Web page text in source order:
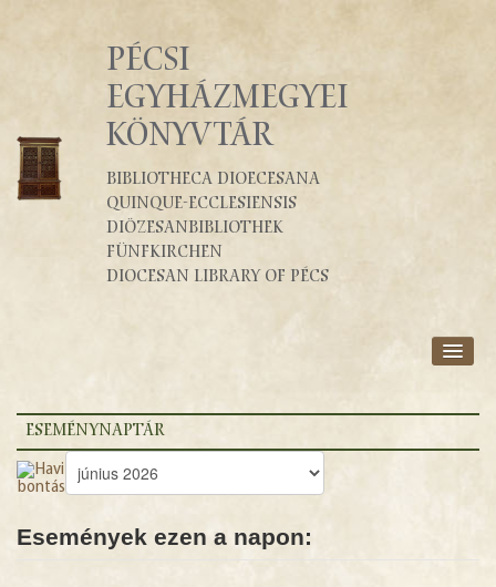
PÉCSI
EGYHÁZMEGYEI
KÖNYVTÁR
Bibliotheca Dioecesana
Quinque-Ecclesiensis
Diözesanbibliothek
Fünfkirchen
Diocesan Library of Pécs
KATALÓGUSOK
BLOG
HÍREK
ESEMÉNYNAPTÁR
Események ezen a napon: